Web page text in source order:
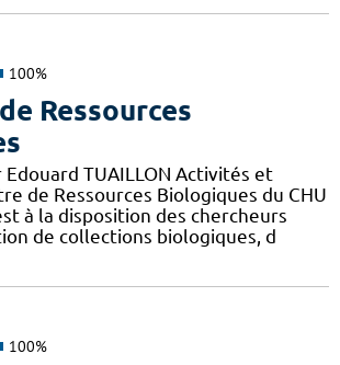
100%
Ressources
Edouard TUAILLON Activités et
de Ressources Biologiques du CHU
à la disposition des chercheurs
de collections biologiques, d
100%